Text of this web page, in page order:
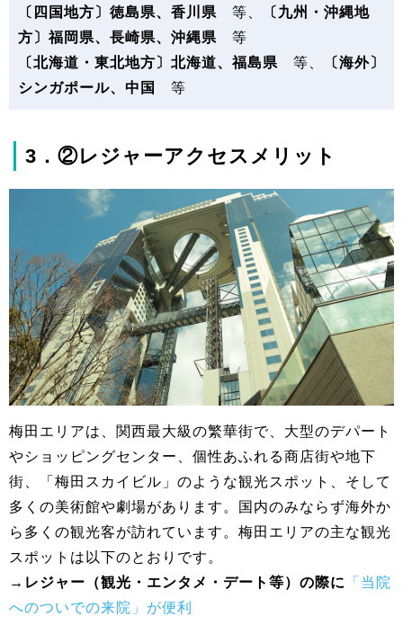
〔四国地方〕徳島県、香川県 等、
〔九州・沖縄地
方〕福岡県、長崎県、沖縄県 等
〔北海道・東北地方〕北海道、福島県 等、
〔海外〕
シンガポール、中国
等
3．②レジャーアクセスメリット
梅田エリアは、関西最大級の繁華街で、大型のデパート
やショッピングセンター、個性あふれる商店街や地下
街、「梅田スカイビル」のような観光スポット、そして
多くの美術館や劇場があります。国内のみならず海外か
ら多くの観光客が訪れています。梅田エリアの主な観光
スポットは以下のとおりです。
→レジャー（観光・エンタメ・デート等）の際に
「当院
へのついでの来院」が便利